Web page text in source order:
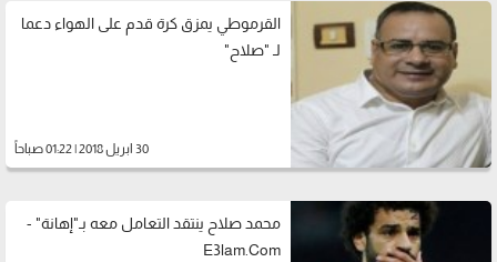
القرموطي يمزق كرة قدم على الهواء دعما
لـ "صلاح"
30 ابريل 2018 | 01:22 صباحاً
محمد صلاح ينتقد التعامل معه بـ"إهانة" -
E3lam.Com